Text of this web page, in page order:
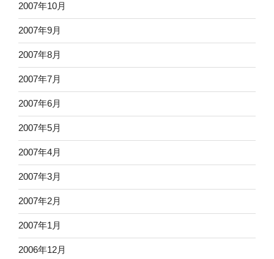
2007年10月
2007年9月
2007年8月
2007年7月
2007年6月
2007年5月
2007年4月
2007年3月
2007年2月
2007年1月
2006年12月